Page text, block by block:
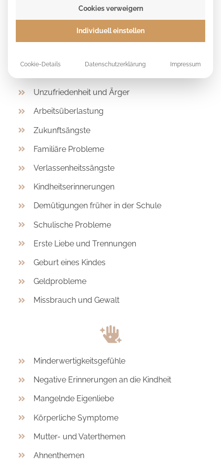
🏆 KUNDENSTIMMEN
Ereignisse aus der Vergangenheit
sind und deren Stress heute noch in dir gespeichert
ist. Wir können z.B. folgende Themen behandeln:
Unzufriedenheit und Ärger
Arbeitsüberlastung
Zukunftsängste
Familiäre Probleme
Verlassenheitssängste
Kindheitserinnerungen
Demütigungen früher in der Schule
Schulische Probleme
Erste Liebe und Trennungen
Geburt eines Kindes
Geldprobleme
Missbrauch und Gewalt
Minderwertigkeitsgefühle
Negative Erinnerungen an die Kindheit
Mangelnde Eigenliebe
Körperliche Symptome
Mutter- und Vaterthemen
Ahnenthemen
Cookies verweigern
Individuell einstellen
Cookie-Details Datenschutzerklärung Impressum